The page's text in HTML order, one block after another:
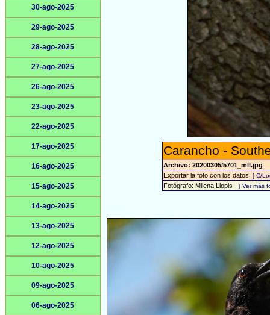
30-ago-2025
29-ago-2025
28-ago-2025
27-ago-2025
26-ago-2025
23-ago-2025
22-ago-2025
17-ago-2025
16-ago-2025
15-ago-2025
14-ago-2025
13-ago-2025
12-ago-2025
10-ago-2025
09-ago-2025
06-ago-2025
Carancho -
Archivo: 20200305/5701_mll.jpg
Exportar la foto con los datos:[ C/
Fotógrafo: Milena Llopis -[ Ver más